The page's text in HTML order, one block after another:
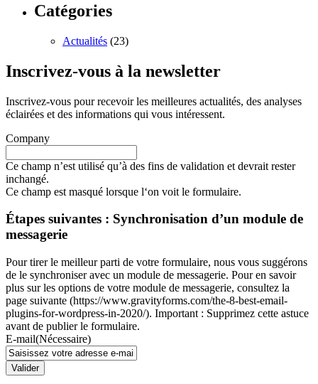
Catégories
Actualités (23)
Inscrivez-vous à la newsletter
Inscrivez-vous pour recevoir les meilleures actualités, des analyses
éclairées et des informations qui vous intéressent.
Company
Ce champ n’est utilisé qu’à des fins de validation et devrait rester
inchangé.
Ce champ est masqué lorsque l‘on voit le formulaire.
Étapes suivantes : Synchronisation d’un module de
messagerie
Pour tirer le meilleur parti de votre formulaire, nous vous suggérons
de le synchroniser avec un module de messagerie. Pour en savoir
plus sur les options de votre module de messagerie, consultez la
page suivante (https://www.gravityforms.com/the-8-best-email-
plugins-for-wordpress-in-2020/). Important : Supprimez cette astuce
avant de publier le formulaire.
E-mail(Nécessaire)
Valider